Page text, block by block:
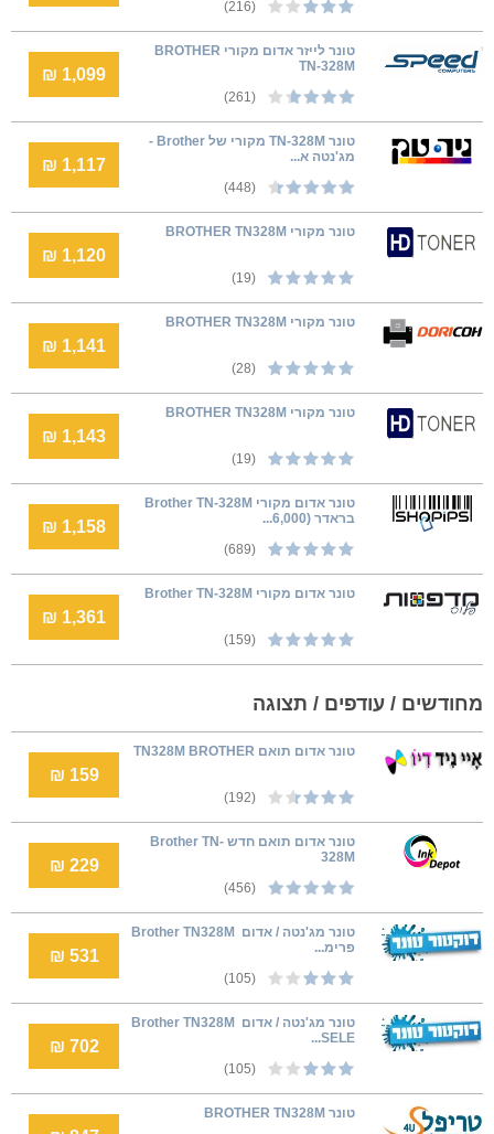
(216)
טונר לייזר אדום מקורי BROTHER
TN-328M
(261)
1,099 ₪
טונר TN-328M מקורי של Brother -
מג'נטה א...
(448)
1,117 ₪
טונר מקורי BROTHER TN328M
(19)
1,120 ₪
טונר מקורי BROTHER TN328M
(28)
1,141 ₪
טונר מקורי BROTHER TN328M
(19)
1,143 ₪
טונר אדום מקורי Brother TN-328M
בראדר (6,000...
(689)
1,158 ₪
טונר אדום מקורי Brother TN-328M
(159)
1,361 ₪
מחודשים / עודפים / תצוגה
טונר אדום תואם TN328M BROTHER
(192)
159 ₪
טונר אדום תואם חדש Brother TN-
328M
(456)
229 ₪
טונר מג'נטה / אדום ‏ Brother TN328M
פרימ...
(105)
531 ₪
טונר מג'נטה / אדום ‏ Brother TN328M
SELE...
(105)
702 ₪
טונר BROTHER TN328M